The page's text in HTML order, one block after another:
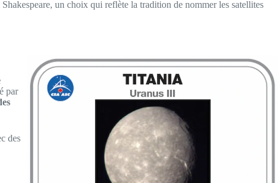
un choix qui reflète la tradition de nommer les satellites
par
des